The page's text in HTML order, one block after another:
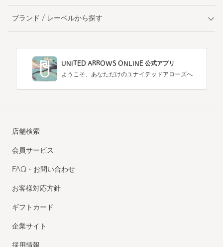
ブランド / レーベルから探す
UNITED ARROWS ONLINE 公式アプリ
ようこそ、あなただけのユナイテッドアローズへ
店舗検索
会員サービス
FAQ・お問い合わせ
お客様対応方針
ギフトカード
企業サイト